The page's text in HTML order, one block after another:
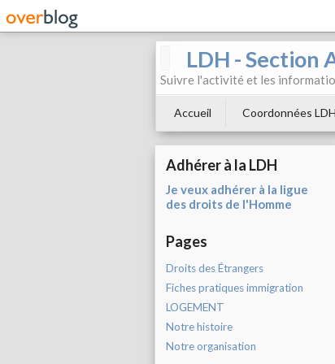
LDH - Section
Suivre l'activité et les
Accueil Coordonnées
Adhérer à la LDH
Je veux adhérer à la ligue
des droits de l'Homme
Pages
Droits des Étrangers
Fiches pratiques immigration
LOGEMENT
Notre histoire
Notre organisation